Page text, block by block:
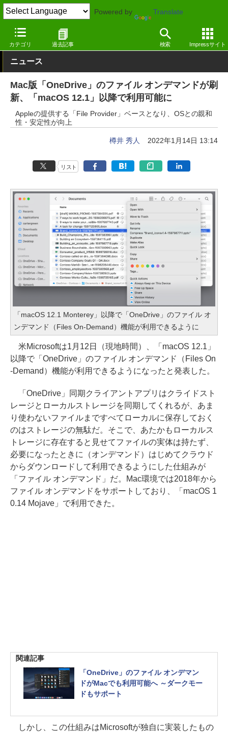
Powered by Translate
カテゴリ 過去記事 検索 Impressサイト
窓の杜 システム・ファイル Mac
ニュース
Mac版「OneDrive」のファイル オンデマンドが刷
新、「macOS 12.1」以降で利用可能に
Appleの提供する「File Provider」ベースとなり、OSとの親和
性・安定性が向上
樽井 秀人 2022年1月14日 13:14
リスト
「macOS 12.1 Monterey」以降で「OneDrive」のファイル オ
ンデマンド（Files On-Demand）機能が利用できるように
米Microsoftは1月12日（現地時間）、「macOS 12.1」
以降で「OneDrive」のファイル オンデマンド（Files On
-Demand）機能が利用できるようになったと発表した。
「OneDrive」同期クライアントアプリはクライドスト
レージとローカルストレージを同期してくれるが、あま
り使わないファイルまですべてローカルに保存しておく
のはストレージの無駄だ。そこで、あたかもローカルス
トレージに存在すると見せてファイルの実体は持たず、
必要になったときに（オンデマンド）はじめてクラウド
からダウンロードして利用できるようにした仕組みが
「ファイル オンデマンド」だ。Mac環境では2018年から
ファイル オンデマンドをサポートしており、「macOS 1
0.14 Mojave」で利用できた。
関連記事
「OneDrive」のファイル オンデマン
ドがMacでも利用可能へ ～ダークモー
ドもサポート
しかし、この仕組みはMicrosoftが独自に実装したもの